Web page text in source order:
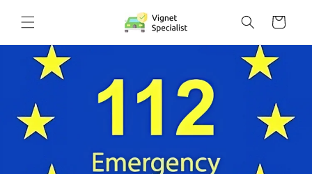
naar de
content
Winkelwagen